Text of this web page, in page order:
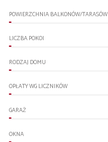
POWIERZCHNIA BALKONÓW/TARASÓW
LICZBA POKOI
RODZAJ DOMU
OPŁATY WG LICZNIKÓW
GARAŻ
OKNA